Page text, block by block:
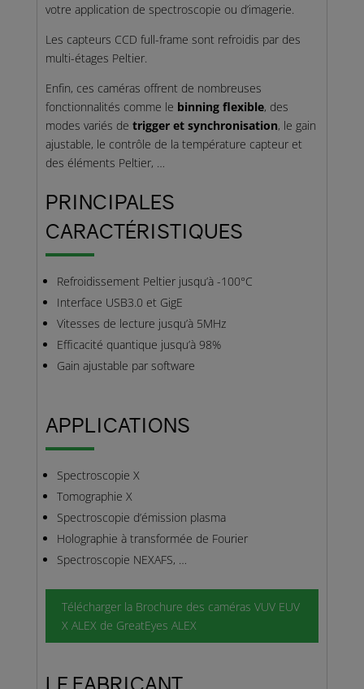
votre application de spectroscopie ou d’imagerie.
Les capteurs CCD full-frame sont refroidis par des
multi-étages Peltier.
Enfin, ces caméras offrent de nombreuses
fonctionnalités comme le binning flexible, des
modes variés de trigger et synchronisation, le gain
ajustable, le contrôle de la température capteur et
des éléments Peltier, …
PRINCIPALES
CARACTÉRISTIQUES
Refroidissement Peltier jusqu’à -100°C
Interface USB3.0 et GigE
Vitesses de lecture jusqu’à 5MHz
Efficacité quantique jusqu’à 98%
Gain ajustable par software
APPLICATIONS
Spectroscopie X
Tomographie X
Spectroscopie d’émission plasma
Holographie à transformée de Fourier
Spectroscopie NEXAFS, …
Télécharger la Brochure des caméras VUV EUV
X ALEX de GreatEyes ALEX